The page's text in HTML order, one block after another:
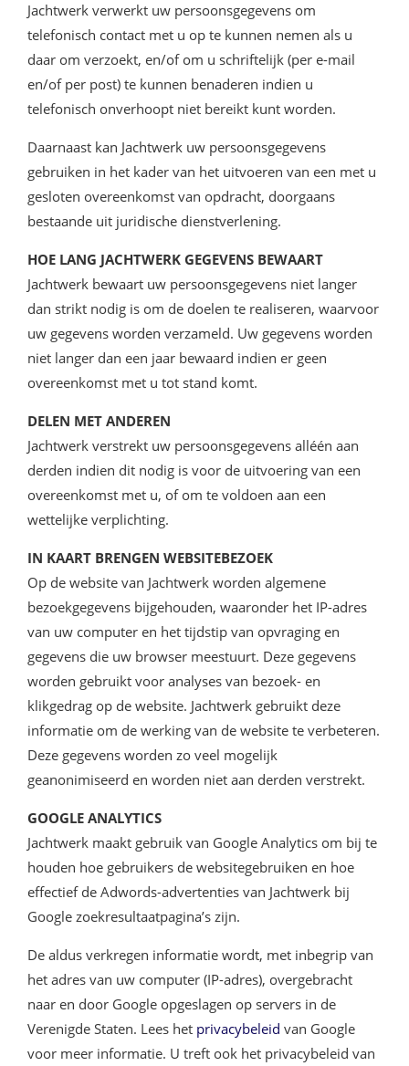
Jachtwerk verwerkt uw persoonsgegevens om
telefonisch contact met u op te kunnen nemen als u
daar om verzoekt, en/of om u schriftelijk (per e-mail
en/of per post) te kunnen benaderen indien u
telefonisch onverhoopt niet bereikt kunt worden.
Daarnaast kan Jachtwerk uw persoonsgegevens
gebruiken in het kader van het uitvoeren van een met u
gesloten overeenkomst van opdracht, doorgaans
bestaande uit juridische dienstverlening.
HOE LANG JACHTWERK GEGEVENS BEWAART
Jachtwerk bewaart uw persoonsgegevens niet langer
dan strikt nodig is om de doelen te realiseren, waarvoor
uw gegevens worden verzameld. Uw gegevens worden
niet langer dan een jaar bewaard indien er geen
overeenkomst met u tot stand komt.
DELEN MET ANDEREN
Jachtwerk verstrekt uw persoonsgegevens alléén aan
derden indien dit nodig is voor de uitvoering van een
overeenkomst met u, of om te voldoen aan een
wettelijke verplichting.
IN KAART BRENGEN WEBSITEBEZOEK
Op de website van Jachtwerk worden algemene
bezoekgegevens bijgehouden, waaronder het IP-adres
van uw computer en het tijdstip van opvraging en
gegevens die uw browser meestuurt. Deze gegevens
worden gebruikt voor analyses van bezoek- en
klikgedrag op de website. Jachtwerk gebruikt deze
informatie om de werking van de website te verbeteren.
Deze gegevens worden zo veel mogelijk
geanonimiseerd en worden niet aan derden verstrekt.
GOOGLE ANALYTICS
Jachtwerk maakt gebruik van Google Analytics om bij te
houden hoe gebruikers de websitegebruiken en hoe
effectief de Adwords-advertenties van Jachtwerk bij
Google zoekresultaatpagina’s zijn.
De aldus verkregen informatie wordt, met inbegrip van
het adres van uw computer (IP-adres), overgebracht
naar en door Google opgeslagen op servers in de
Verenigde Staten. Lees het privacybeleid van Google
voor meer informatie. U treft ook het privacybeleid van